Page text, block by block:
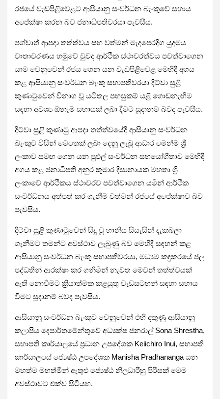
රජයේ වැඩපිළිවෙළට ආසියානු සංවර්ධන බැංකුවේ සහාය
අපේක්ෂා කරන බව ජනාධිපතිවරයා පැවසීය.
පශ්චාත් ආපදා තත්ත්වය සහ වත්මන් මැදපෙරදිග යුදමය
වාතාවරණය හමුවේ වුවද ආර්ථික ස්ථාවරත්වය පවත්වාගෙන
යාම වෙනුවෙන් රජය ගෙන යන වැඩපිළිවෙළ මෙහිදී අගය
කළ ආසියානු සංවර්ධන බැංකු සභාපතිවරයා දිට්වා සුළි
කුණාටුවෙන් විනාශ වූ යටිතල පහසුකම් යළි ගොඩනැඟීම
සඳහා අවශ්‍ය ඕනෑම සහායක් ලබා දීමට සූදානම් බවද පැවසීය.
දිට්වා සුළි කුණාටු ආපදා තත්ත්වයේදී ආසියානු සංවර්ධන
බැංකුව විසින් මෙතෙක් ලබා දෙනු ලැබූ ආධාර මෙන්ම ශ්‍රී
ලංකාව සමඟ ගෙන යන පුළුල් සංවර්ධන සහයෝගීතාව මෙහිදී
අගය කළ ජනාධිපති අනුර කුමාර දිසානායක මහතා ශ්‍රී
ලංකාවේ ආර්ථිකය ස්ථාවරව පවත්වාගෙන යමින් ආර්ථික
සංවර්ධනය අත්පත් කර ගැනීම වත්මන් රජයේ අපේක්ෂාව බව
පැවසීය.
දිට්වා සුළි කුණාටුවෙන් සිදු වූ හානිය සියැසින් දැකබලා
ගැනීමට තමන්ට අවස්ථාව ලැබුණු බව මෙහිදී සඳහන් කළ
ආසියානු සංවර්ධන බැංකු සභාපතිවරයා, මධ්‍යම කඳුකරයේ ජල
පද්ධතීන් ආරක්ෂා කර ගනිමින් නැවත මෙවන් තත්ත්වයක්
ඇති නොවීමට ක්‍රියාත්මක කළයුතු වැඩසටහන් සඳහා සහාය
වීමට සූදානම් බවද පැවසීය.
ආසියානු සංවර්ධන බැංකුව වෙනුවෙන් එහි දකුණු ආසියානු
කලාපීය දෙපාර්තමේන්තුවේ අධ්‍යක්ෂ ජනරාල් Sona Shrestha,
සභාපති කාර්යාලයේ ප්‍රධාන උපදේශක Keiichiro Inui, සභාපති
කාර්යාලයේ ජ්‍යෙෂ්ඨ උපදේශක Manisha Pradhananga යන
මහත්ම මහත්මීන් ඇතුළු ජ්‍යෙෂ්ඨ නිලධාරීහු පිරිසක් මෙම
අවස්ථාවට එක්ව සිටියහ.